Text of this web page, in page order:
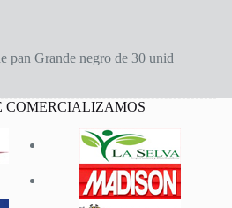
pan Grande negro de 30 unid
COMERCIALIZAMOS